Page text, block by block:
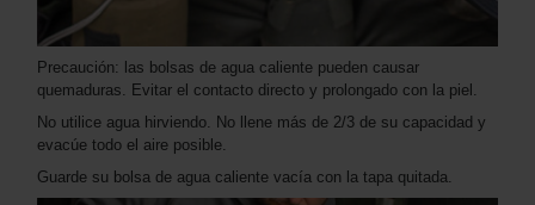
Precaución: las bolsas de agua caliente pueden causar
quemaduras. Evitar el contacto directo y prolongado con la piel.
No utilice agua hirviendo. No llene más de 2/3 de su capacidad y
evacúe todo el aire posible.
Guarde su bolsa de agua caliente vacía con la tapa quitada.